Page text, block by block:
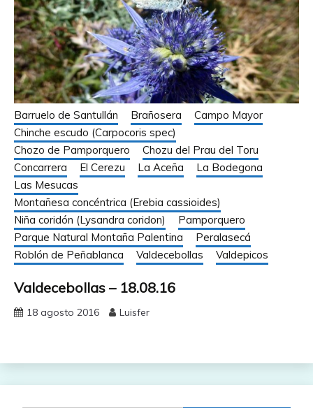
Barruelo de Santullán Brañosera
Campo Mayor
Chinche escudo (Carpocoris spec)
Chozo de Pamporquero
Chozu del Prau del Toru
Concarrera
El Cerezu La Aceña
La Bodegona
Las Mesucas
Montañesa concéntrica (Erebia cassioides)
Niña coridón (Lysandra coridon)
Pamporquero
Parque Natural Montaña Palentina
Peralasecá
Roblón de Peñablanca
Valdecebollas Valdepicos
Valdecebollas – 18.08.16
18 agosto 2016 Luisfer